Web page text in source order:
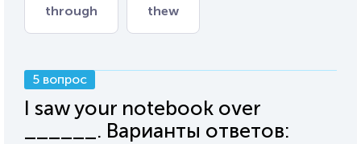
through thew
5 вопрос
I saw your notebook over
______. Варианты ответов: